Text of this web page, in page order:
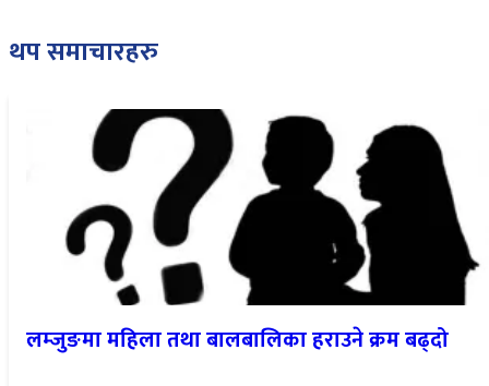
थप समाचारहरु
लम्जुङमा महिला तथा बालबालिका हराउने क्रम बढ्दो